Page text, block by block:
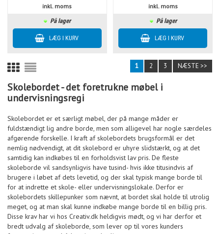
inkl. moms
På lager
inkl. moms
På lager
1 2 3 NÆSTE >>
Skolebordet - det foretrukne møbel i
undervisningsregi
Skolebordet er et særligt møbel, der på mange måder er
fuldstændigt lig andre borde, men som alligevel har nogle særdeles
afgørende forskelle. I kraft af skolebordets brugsformål er det
nemlig nødvendigt, at dit skolebord er uhyre slidstærkt, og at det
samtidig kan indkøbes til en forholdsvist lav pris. De fleste
skoleborde vil sandsynligvis have tusind- hvis ikke titusindvis af
brugere i løbet af dets levetid, og der skal typisk mange borde til
for at indrette et skole- eller undervisningslokale. Derfor er
skolebordets skillepunker som nævnt, at bordet skal holde til utrolig
meget, og at man skal kunne indkøbe mange borde til en billig pris.
Disse krav har vi hos Creativ.dk heldigvis mødt, og vi har derfor et
bredt udvalg af skoleborde, som lever op til vores kunders